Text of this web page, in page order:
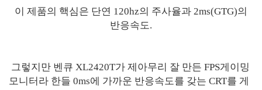
이 제품의 핵심은 단연 120hz의 주사율과 2ms(GTG)의
반응속도.
그렇지만 벤큐 XL2420T가 제아무리 잘 만든 FPS게이밍
모니터라 한들 0ms에 가까운 반응속도를 갖는 CRT를 게